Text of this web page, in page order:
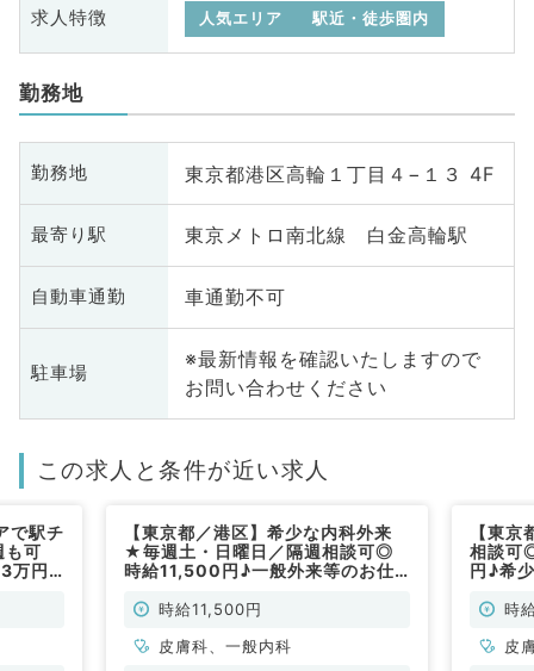
求人特徴 人気エリア 駅近・徒歩圏内
勤務地
勤務地 東京都港区高輪１丁目４−１３ 4F
最寄り駅 東京メトロ南北線 白金高輪駅
自動車通勤 車通勤不可
駐車場
※最新情報を確認いたしますので
お問い合わせください
この求人と条件が近い求人
で駅チ
可
万円
【東京都／港区】希少な内科外来
★毎週土・日曜日／隔週相談可◎
時給11,500円♪一般外来等のお仕
般内科・⽪膚科／非常勤）
時給11,500円
皮膚科、一般内科
【東
相談可
円♪希
科・時
皮